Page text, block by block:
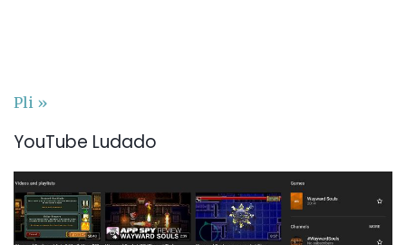
Pli »
YouTube Ludado